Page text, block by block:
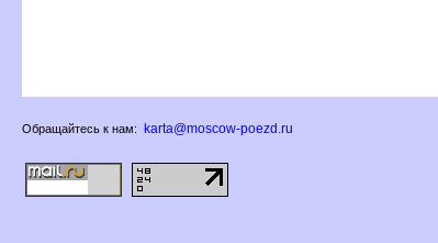
Обращайтесь к нам: karta@moscow-poezd.ru